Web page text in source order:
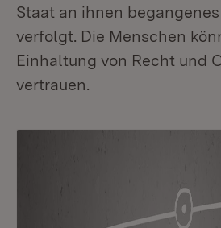
Staat an ihnen
verfolgt. Die Menschen
Einhaltung von Recht und
vertrauen.